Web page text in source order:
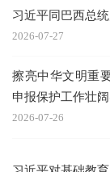
习近平同巴西总
2026-07-27
擦亮中华文明重
申报保护工作壮
2026-07-26